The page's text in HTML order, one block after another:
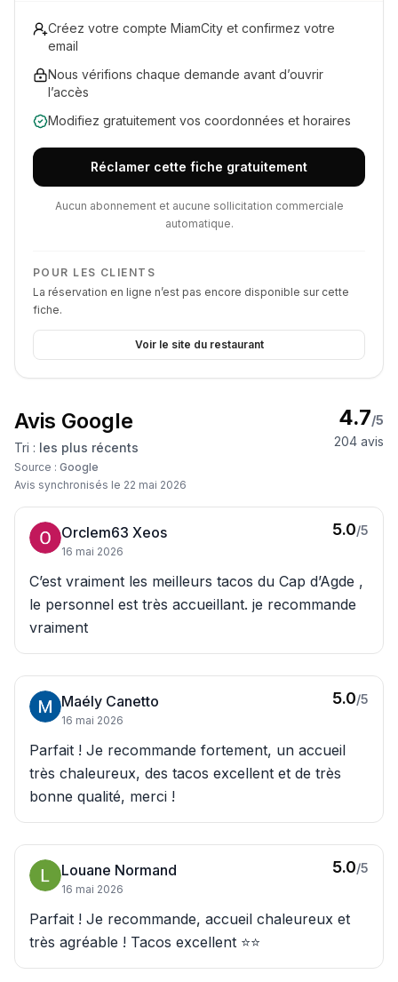
Créez votre compte MiamCity et confirmez votre
email
Nous vérifions chaque demande avant d’ouvrir
l’accès
Modifiez gratuitement vos coordonnées et horaires
Réclamer cette fiche gratuitement
Aucun abonnement et aucune sollicitation commerciale
automatique.
POUR LES CLIENTS
La réservation en ligne n’est pas encore disponible sur cette
fiche.
Voir le site du restaurant
Avis Google
Tri : les plus récents
Source : Google
Avis synchronisés le 22 mai 2026
4.7/5
204 avis
Orclem63 Xeos
16 mai 2026
5.0/5
C’est vraiment les meilleurs tacos du Cap d’Agde ,
le personnel est très accueillant. je recommande
vraiment
Maély Canetto
16 mai 2026
5.0/5
Parfait ! Je recommande fortement, un accueil
très chaleureux, des tacos excellent et de très
bonne qualité, merci !
Louane Normand
16 mai 2026
5.0/5
Parfait ! Je recommande, accueil chaleureux et
très agréable ! Tacos excellent ⭐️⭐️